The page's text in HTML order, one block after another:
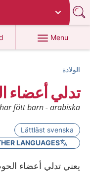
Menu
الولادة
تدلي أعضاء
fött barn - arabiska
Lättläst svenska
LANGUAGES
يعني تدلي أعضاء